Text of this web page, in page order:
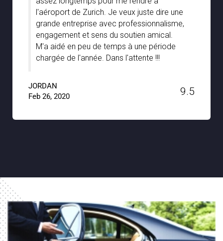
assistance que nous avons reçue de vos
chauffeurs lors de notre séjour à Stuttgart.
Ils étaient bien informés et nous ont
vraiment guidés avec les joyaux cachés de
la ville avec un soutien et une patience
!!
Jan 15, 2020